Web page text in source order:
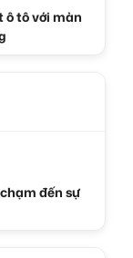
tô với màn
đến sự